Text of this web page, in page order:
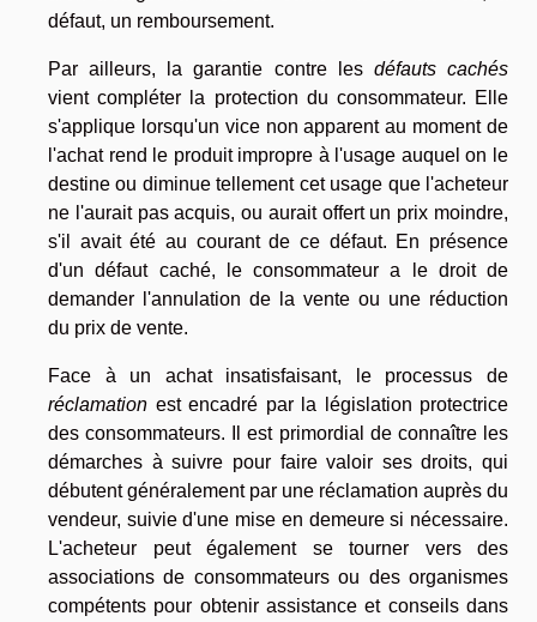
défaut, un remboursement.
Par ailleurs, la garantie contre les défauts cachés
vient compléter la protection du consommateur. Elle
s'applique lorsqu'un vice non apparent au moment de
l'achat rend le produit impropre à l'usage auquel on le
destine ou diminue tellement cet usage que l'acheteur
ne l'aurait pas acquis, ou aurait offert un prix moindre,
s'il avait été au courant de ce défaut. En présence
d'un défaut caché, le consommateur a le droit de
demander l'annulation de la vente ou une réduction
du prix de vente.
Face à un achat insatisfaisant, le processus de
réclamation est encadré par la législation protectrice
des consommateurs. Il est primordial de connaître les
démarches à suivre pour faire valoir ses droits, qui
débutent généralement par une réclamation auprès du
vendeur, suivie d'une mise en demeure si nécessaire.
L'acheteur peut également se tourner vers des
associations de consommateurs ou des organismes
compétents pour obtenir assistance et conseils dans